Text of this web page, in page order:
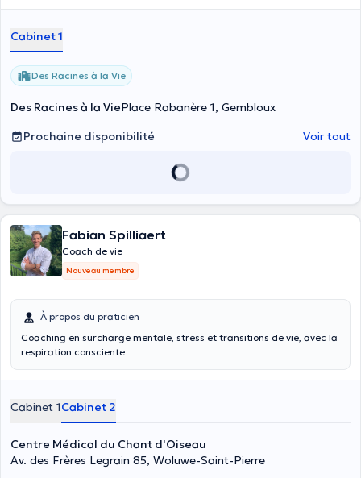
coaching de vie et continue à me former pour élargir ma palette aux
réorientation, confiance en soi: autant de thématiques dans
lesquelles j'ai la conviction de pouvoir vous aider en mettant
l'accent sur vos ressources, vos forces et vos potentiels... De
nouvelles formations au niveau énergétique viendront compléter
au mieux...
Cabinet 1
Des Racines à la Vie
Des Racines à la ViePlace Rabanère 1, Gembloux
Prochaine disponibilité
Voir tout
Fabian Spilliaert
Coach de vie
Nouveau membre
À propos du praticien
Coaching en surcharge mentale, stress et transitions de vie, avec la
respiration consciente.
Cabinet 1Cabinet 2
Centre Médical du Chant d'Oiseau
Av. des Frères Legrain 85, Woluwe-Saint-Pierre